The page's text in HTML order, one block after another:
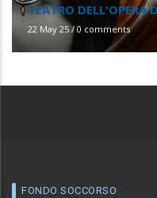
TEATRO DELL'OPERA
22 May 25 / 0 comments
FONDO SOCCORSO